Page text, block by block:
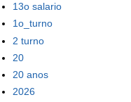
13o salario
1o_turno
2 turno
20
20 anos
2026